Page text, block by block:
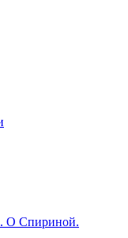
О Спириной.